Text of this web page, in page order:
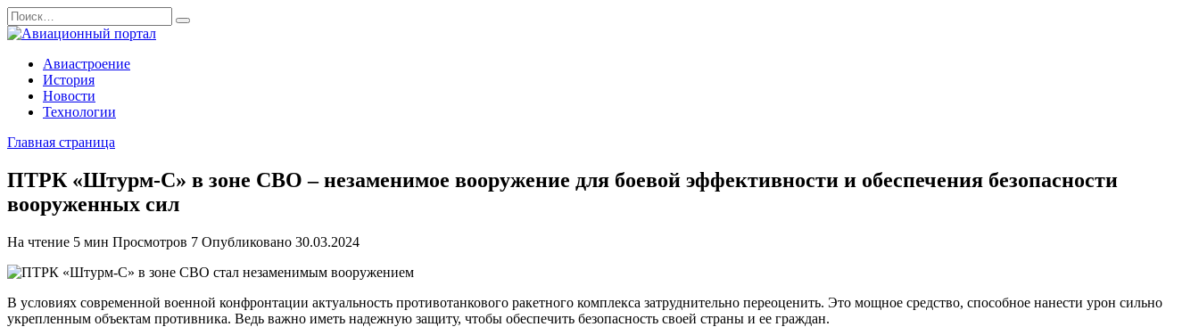
Перейти
к
содержанию
Search
for:
Авиастроение
История
Новости
Технологии
Главная страница
ПТРК «Штурм-С» в зоне СВО – незаменимое вооружение для боевой эффективности и обеспечения безопасности
вооруженных сил
На чтение 5 мин Просмотров 7 Опубликовано 30.03.2024
В условиях современной военной конфронтации актуальность противотанкового ракетного комплекса затруднительно переоценить. Это мощное средство, способное нанести урон сильно
укрепленным объектам противника. Ведь важно иметь надежную защиту, чтобы обеспечить безопасность своей страны и ее граждан.